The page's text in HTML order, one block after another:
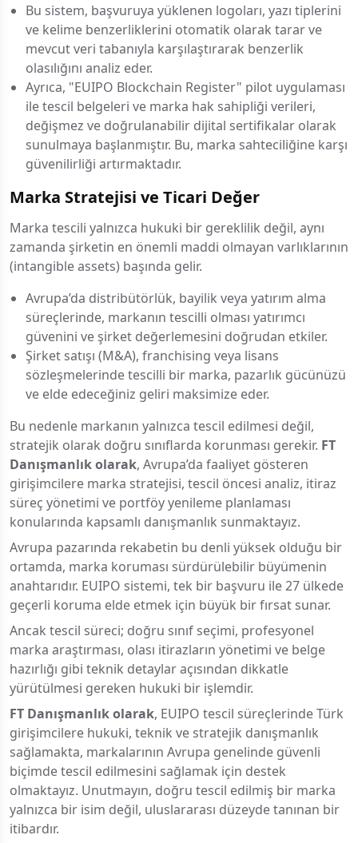
Bu sistem, başvuruya yüklenen logoları, yazı tiplerini
ve kelime benzerliklerini otomatik olarak tarar ve
mevcut veri tabanıyla karşılaştırarak benzerlik
olasılığını analiz eder.
Ayrıca, "EUIPO Blockchain Register" pilot uygulaması
ile tescil belgeleri ve marka hak sahipliği verileri,
değişmez ve doğrulanabilir dijital sertifikalar olarak
sunulmaya başlanmıştır. Bu, marka sahteciliğine karşı
güvenilirliği artırmaktadır.
Marka Stratejisi ve Ticari Değer
Marka tescili yalnızca hukuki bir gereklilik değil, aynı
zamanda şirketin en önemli maddi olmayan varlıklarının
(intangible assets) başında gelir.
Avrupa’da distribütörlük, bayilik veya yatırım alma
süreçlerinde, markanın tescilli olması yatırımcı
güvenini ve şirket değerlemesini doğrudan etkiler.
Şirket satışı (M&A), franchising veya lisans
sözleşmelerinde tescilli bir marka, pazarlık gücünüzü
ve elde edeceğiniz geliri maksimize eder.
Bu nedenle markanın yalnızca tescil edilmesi değil,
stratejik olarak doğru sınıflarda korunması gerekir. FT
Danışmanlık olarak, Avrupa’da faaliyet gösteren
girişimcilere marka stratejisi, tescil öncesi analiz, itiraz
süreç yönetimi ve portföy yenileme planlaması
konularında kapsamlı danışmanlık sunmaktayız.
Avrupa pazarında rekabetin bu denli yüksek olduğu bir
ortamda, marka koruması sürdürülebilir büyümenin
anahtarıdır. EUIPO sistemi, tek bir başvuru ile 27 ülkede
geçerli koruma elde etmek için büyük bir fırsat sunar.
Ancak tescil süreci; doğru sınıf seçimi, profesyonel
marka araştırması, olası itirazların yönetimi ve belge
hazırlığı gibi teknik detaylar açısından dikkatle
yürütülmesi gereken hukuki bir işlemdir.
FT Danışmanlık olarak, EUIPO tescil süreçlerinde Türk
girişimcilere hukuki, teknik ve stratejik danışmanlık
sağlamakta, markalarının Avrupa genelinde güvenli
biçimde tescil edilmesini sağlamak için destek
olmaktayız. Unutmayın, doğru tescil edilmiş bir marka
yalnızca bir isim değil, uluslararası düzeyde tanınan bir
itibardır.